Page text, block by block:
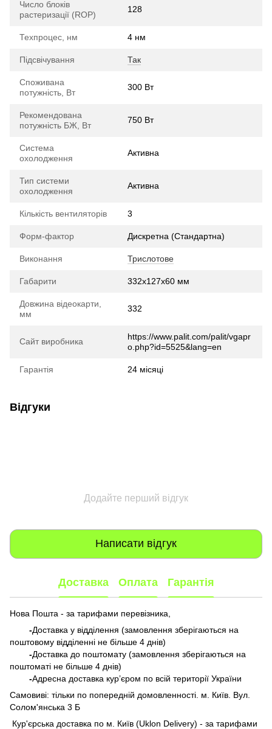
Число блоків
растеризації (ROP)
128
Техпроцес, нм 4 нм
Підсвічування Так
Споживана
потужність, Вт
300 Вт
Рекомендована
потужність БЖ, Вт
750 Вт
Система
охолодження
Активна
Тип системи
охолодження
Активна
Кількість вентиляторів 3
Форм-фактор Дискретна (Стандартна)
Виконання Трислотове
Габарити 332x127x60 мм
Довжина відеокарти,
мм
332
Сайт виробника
https://www.palit.com/palit/vgapr
o.php?id=5525&lang=en
Гарантія 24 місяці
Відгуки
Додайте перший відгук
Написати відгук
Доставка Оплата Гарантія
Нова Пошта - за тарифами перевізника,
-Доставка у відділення (замовлення зберігаються на
поштовому відділенні не більше 4 днів)
-Доставка до поштомату (замовлення зберігаються на
поштоматі не більше 4 днів)
-Адресна доставка кур’єром по всій території України
Самовиві: тільки по попередній домовленності. м. Київ. Вул.
Солом'янська 3 Б
​​​​​​ Кур'єрська доставка по м. Київ (Uklon Delivery) - за тарифами